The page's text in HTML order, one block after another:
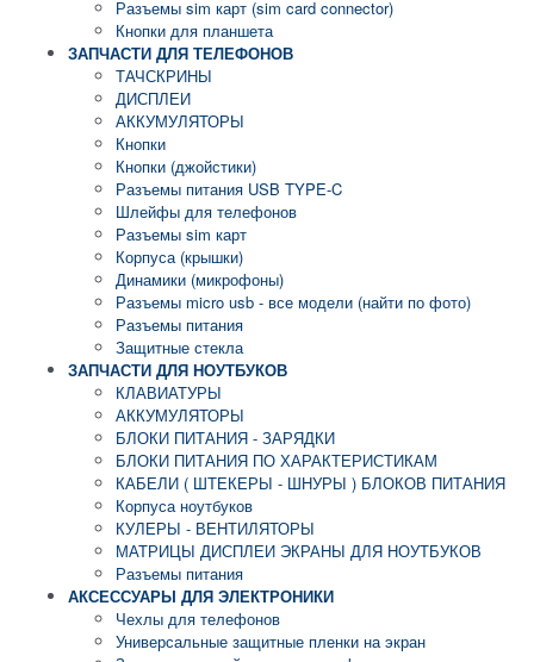
Разъемы sim карт (sim card connector)
Кнопки для планшета
ЗАПЧАСТИ ДЛЯ ТЕЛЕФОНОВ
ТАЧСКРИНЫ
ДИСПЛЕИ
АККУМУЛЯТОРЫ
Кнопки
Кнопки (джойстики)
Разъемы питания USB TYPE-C
Шлейфы для телефонов
Разъемы sim карт
Корпуса (крышки)
Динамики (микрофоны)
Разъемы micro usb - все модели (найти по фото)
Разъемы питания
Защитные стекла
ЗАПЧАСТИ ДЛЯ НОУТБУКОВ
КЛАВИАТУРЫ
АККУМУЛЯТОРЫ
БЛОКИ ПИТАНИЯ - ЗАРЯДКИ
БЛОКИ ПИТАНИЯ ПО ХАРАКТЕРИСТИКАМ
КАБЕЛИ ( ШТЕКЕРЫ - ШНУРЫ ) БЛОКОВ ПИТАНИЯ
Корпуса ноутбуков
КУЛЕРЫ - ВЕНТИЛЯТОРЫ
МАТРИЦЫ ДИСПЛЕИ ЭКРАНЫ ДЛЯ НОУТБУКОВ
Разъемы питания
АКСЕССУАРЫ ДЛЯ ЭЛЕКТРОНИКИ
Чехлы для телефонов
Универсальные защитные пленки на экран